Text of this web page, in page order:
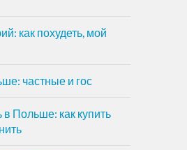
как похудеть, мой
частные и гос
Польше: как купить